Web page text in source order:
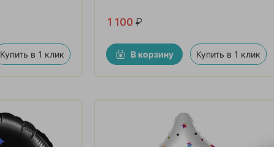
Купить в 1 клик
1 100 ₽
В корзину Купить в 1 клик